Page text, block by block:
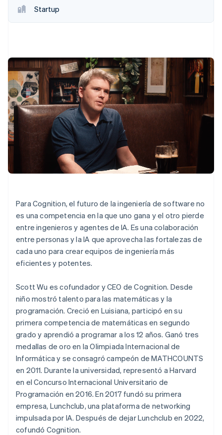
Startup
Para Cognition, el futuro de la ingeniería de software no
es una competencia en la que uno gana y el otro pierde
entre ingenieros y agentes de IA. Es una colaboración
entre personas y la IA que aprovecha las fortalezas de
cada uno para crear equipos de ingeniería más
eficientes y potentes.
Scott Wu es cofundador y CEO de Cognition. Desde
niño mostró talento para las matemáticas y la
programación. Creció en Luisiana, participó en su
primera competencia de matemáticas en segundo
grado y aprendió a programar a los 12 años. Ganó tres
medallas de oro en la Olimpiada Internacional de
Informática y se consagró campeón de MATHCOUNTS
en 2011. Durante la universidad, representó a Harvard
en el Concurso Internacional Universitario de
Programación en 2016. En 2017 fundó su primera
empresa, Lunchclub, una plataforma de networking
impulsada por IA. Después de dejar Lunchclub en 2022,
cofundó Cognition.